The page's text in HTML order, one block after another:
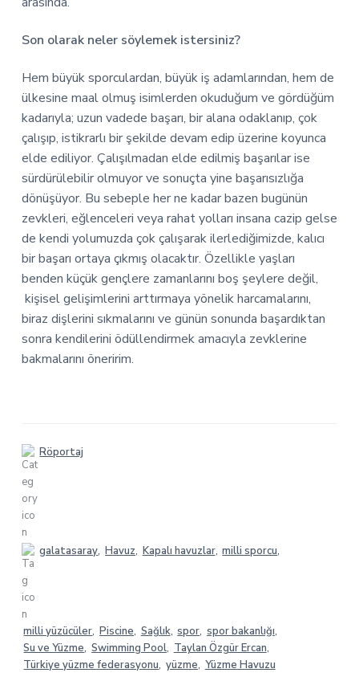
Son olarak neler söylemek istersiniz?
Hem büyük sporculardan, büyük iş adamlarından, hem de
ülkesine maal olmuş isimlerden okuduğum ve gördüğüm
kadarıyla; uzun vadede başarı, bir alana odaklanıp, çok
çalışıp, istikrarlı bir şekilde devam edip üzerine koyunca
elde ediliyor. Çalışılmadan elde edilmiş başarılar ise
sürdürülebilir olmuyor ve sonuçta yine başarısızlığa
dönüşüyor. Bu sebeple her ne kadar bazen bugünün
zevkleri, eğlenceleri veya rahat yolları insana cazip gelse
de kendi yolumuzda çok çalışarak ilerlediğimizde, kalıcı
bir başarı ortaya çıkmış olacaktır. Özellikle yaşları
benden küçük gençlere zamanlarını boş şeylere değil,
kişisel gelişimlerini arttırmaya yönelik harcamalarını,
biraz dişlerini sıkmalarını ve günün sonunda başardıktan
sonra kendilerini ödüllendirmek amacıyla zevklerine
bakmalarını öneririm.
Röportaj
galatasaray, Havuz, Kapalı havuzlar, milli sporcu,
milli yüzücüler, Piscine, Sağlık, spor, spor bakanlığı,
Su ve Yüzme, Swimming Pool, Taylan Özgür Ercan,
Türkiye yüzme federasyonu, yüzme, Yüzme Havuzu